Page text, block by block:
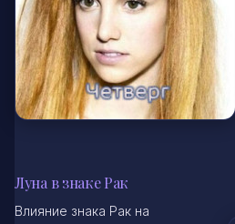
Луна в знаке Рак
Влияние знака Рак на